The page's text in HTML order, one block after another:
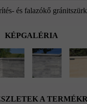
és falazókő
KÉPGALÉRIA
A